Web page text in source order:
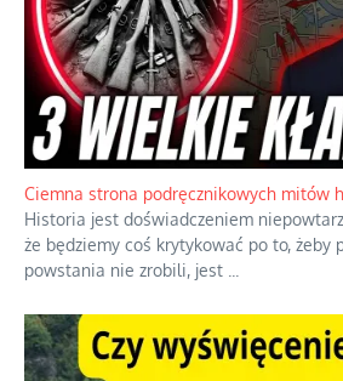
Szlachetna duma z historycznego braku
Jednym z dziedzictw polskiej
oceniania wszystkiego w kategoriach
również polityki międzynarodowej, a...